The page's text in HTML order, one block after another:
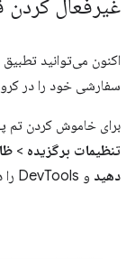
غیرفعال کردن
سفارشی خود را در
برای خاموش کردن تم
تنظیمات برگزیده >
دهید و DevTools را دوباره بارگذاری کنید.